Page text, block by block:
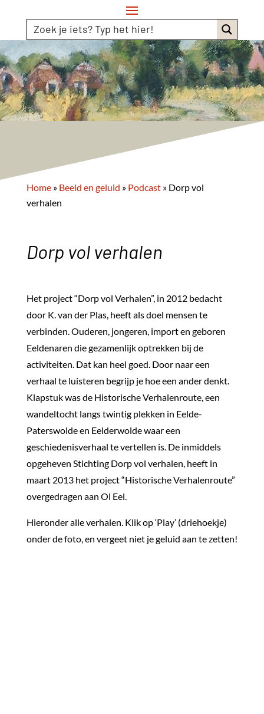
Home» Beeld en geluid » Podcast» Dorp vol
verhalen
Dorp vol verhalen
Het project “Dorp vol Verhalen”, in 2012 bedacht
door K. van der Plas, heeft als doel mensen te
verbinden. Ouderen, jongeren, import en geboren
Eeldenaren die gezamenlijk optrekken bij de
activiteiten. Dat kan heel goed. Door naar een
verhaal te luisteren begrijp je hoe een ander denkt.
Klapstuk was de Historische Verhalenroute, een
wandeltocht langs twintig plekken in Eelde-
Paterswolde en Eelderwolde waar een
geschiedenisverhaal te vertellen is. De inmiddels
opgeheven Stichting Dorp vol verhalen, heeft in
maart 2013 het project “Historische Verhalenroute”
overgedragen aan Ol Eel.
Hieronder alle verhalen. Klik op ‘Play’ (driehoekje)
onder de foto, en vergeet niet je geluid aan te zetten!